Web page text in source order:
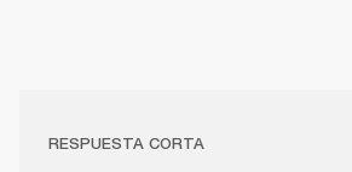
RESPUESTA CORTA